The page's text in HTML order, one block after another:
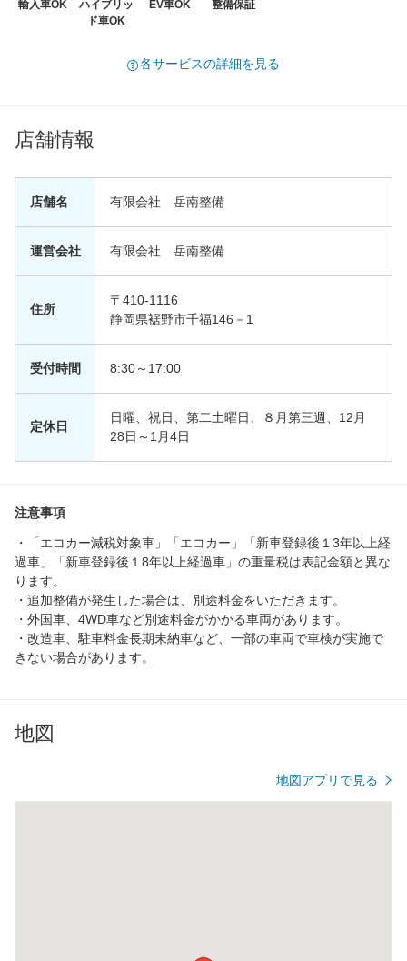
輸入車OK
ハイブリッ
ド車OK
EV車OK 整備保証
各サービスの詳細を見る
店舗情報
店舗名 有限会社 岳南整備
運営会社 有限会社 岳南整備
住所
〒410-1116
静岡県裾野市千福146－1
受付時間 8:30～17:00
定休日
日曜、祝日、第二土曜日、８月第三週、12月
28日～1月4日
注意事項
・「エコカー減税対象車」「エコカー」「新車登録後１3年以上経
過車」「新車登録後１8年以上経過車」の重量税は表記金額と異な
ります。
・追加整備が発生した場合は、別途料金をいただきます。
・外国車、4WD車など別途料金がかかる車両があります。
・改造車、駐車料金長期未納車など、一部の車両で車検が実施で
きない場合があります。
地図
地図アプリで見る